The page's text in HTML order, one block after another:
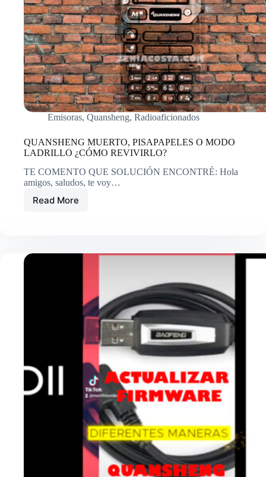
Emisoras, Quansheng, Radioaficionados
QUANSHENG MUERTO, PISAPAPELES O MODO
LADRILLO ¿CÓMO REVIVIRLO?
TE COMENTO QUE SOLUCIÓN ENCONTRÉ: Hola
amigos, saludos, te voy…
Read MoreQUANSHENG